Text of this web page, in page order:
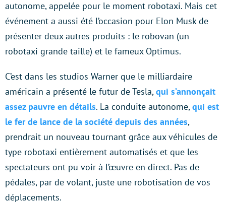
autonome, appelée pour le moment robotaxi. Mais cet
événement a aussi été l’occasion pour Elon Musk de
présenter deux autres produits : le robovan (un
robotaxi grande taille) et le fameux Optimus.
C’est dans les studios Warner que le milliardaire
américain a présenté le futur de Tesla,qui s’annonçait
assez pauvre en détails. La conduite autonome,qui est
le fer de lance de la société depuis des années,
prendrait un nouveau tournant grâce aux véhicules de
type robotaxi entièrement automatisés et que les
spectateurs ont pu voir à l’œuvre en direct. Pas de
pédales, par de volant, juste une robotisation de vos
déplacements.